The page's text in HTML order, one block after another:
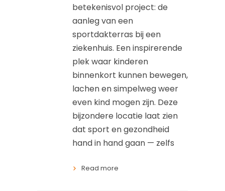
betekenisvol project: de
aanleg van een
sportdakterras bij een
ziekenhuis. Een inspirerende
plek waar kinderen
binnenkort kunnen bewegen,
lachen en simpelweg weer
even kind mogen zijn. Deze
bijzondere locatie laat zien
dat sport en gezondheid
hand in hand gaan — zelfs
Read more